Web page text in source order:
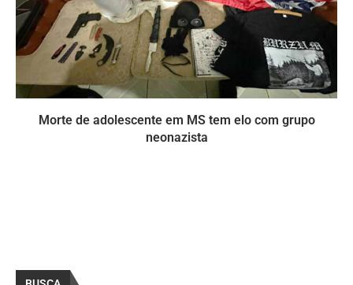
Morte de adolescente em MS tem elo com grupo
neonazista